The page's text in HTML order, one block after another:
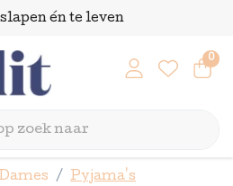
én te leven
0
Pyjama's